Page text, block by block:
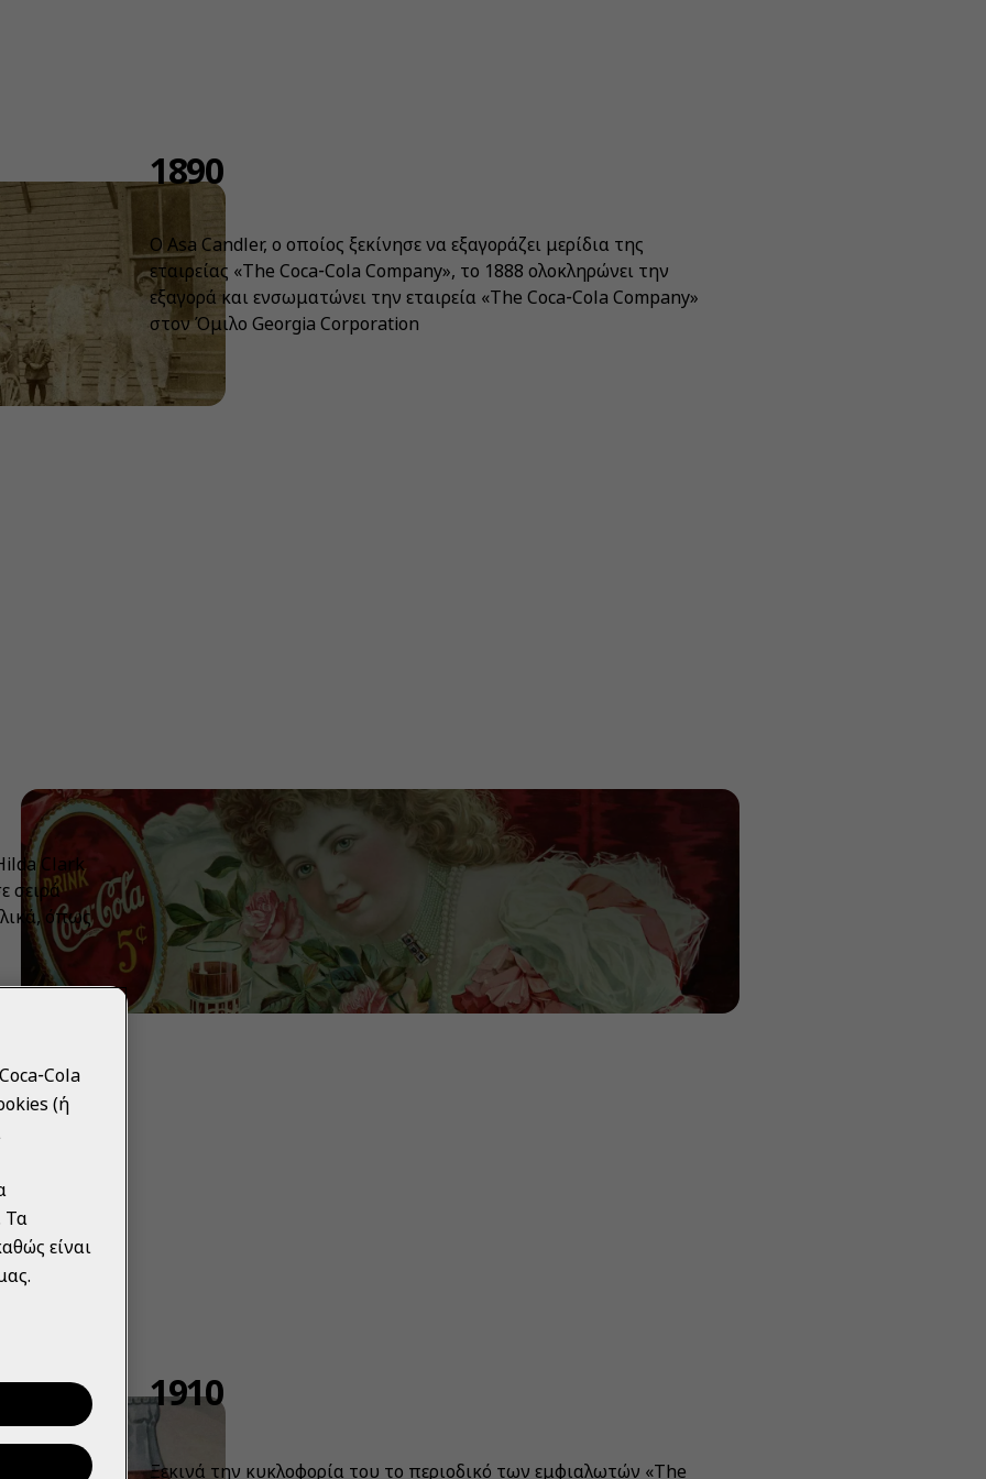
1890
Ο Asa Candler, ο οποίος ξεκίνησε να εξαγοράζει μερίδια της
εταιρείας «The Coca‑Cola Company», το 1888 ολοκληρώνει την
εξαγορά και ενσωματώνει την εταιρεία «The Coca‑Cola Company»
στον Όμιλο Georgia Corporation
Clark
σειρά
όπως
1910
Ξεκινά την κυκλοφορία του το περιοδικό των εμφιαλωτών «The
(ή
Τα
είναι